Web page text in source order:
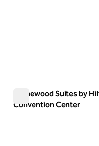
Homewood Suites by
Convention Center